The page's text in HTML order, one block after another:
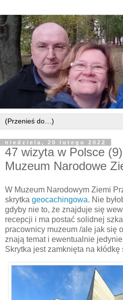
niedziela, 20 lutego 2022
47 wizyta w Polsce
Muzeum Narodowe
W Muzeum Narodowym Ziemi
skrytka geocachingowa. Nie
gdyby nie to, że znajduje się
recepcji i ma postać solidnej
pracownicy muzeum /ale jak się
znają temat i ewentualnie
Skrytka jest zamknięta na kłódkę